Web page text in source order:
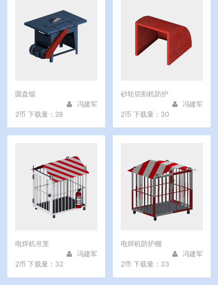
圆盘锯
冯建军
2币 下载量：28
砂轮切割机防护
冯建军
2币 下载量：30
电焊机吊笼
冯建军
2币 下载量：32
电焊机防护棚
冯建军
2币 下载量：33